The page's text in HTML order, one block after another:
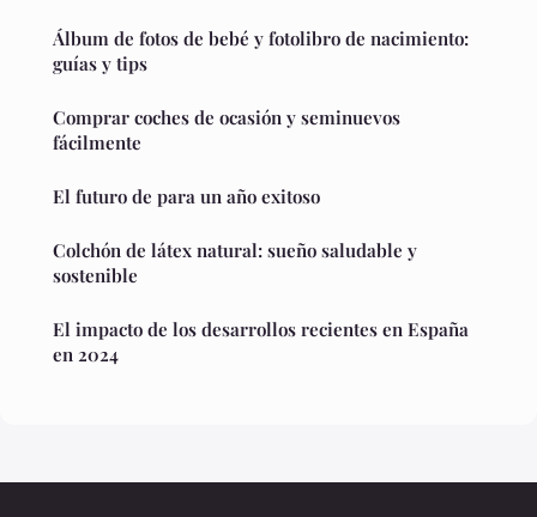
Álbum de fotos de bebé y fotolibro de nacimiento:
guías y tips
Comprar coches de ocasión y seminuevos
fácilmente
El futuro de para un año exitoso
Colchón de látex natural: sueño saludable y
sostenible
El impacto de los desarrollos recientes en España
en 2024